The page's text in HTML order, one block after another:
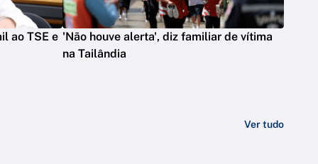
ao TSE e 'Não houve alerta', diz familiar de vítima
na Tailândia
Ver tudo